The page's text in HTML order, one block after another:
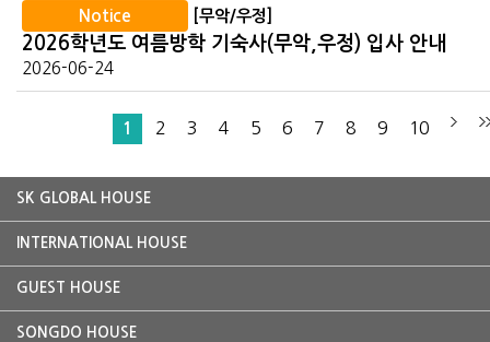
Notice [무악/우정]
2026학년도 여름방학 기숙사(무악,우정) 입사 안내
2026-06-24
1 2 3 4 5 6 7 8 9 10
SK GLOBAL HOUSE
INTERNATIONAL HOUSE
GUEST HOUSE
SONGDO HOUSE